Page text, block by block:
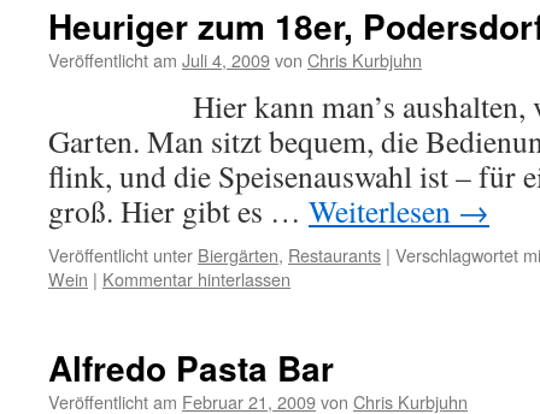
Heuriger zum 18er,
Veröffentlicht am Juli 4, 2009von Chris Kurbjuhn
Hier kann man’s aushalten,
Garten. Man sitzt bequem, die
flink, und die Speisenauswahl ist – für
groß. Hier gibt es … Weiterlesen →
Veröffentlicht unter Biergärten, Restaurants | Verschlagwortet
Wein | Kommentar hinterlassen
Alfredo Pasta Bar
Veröffentlicht am Februar 21, 2009von Chris Kurbjuhn